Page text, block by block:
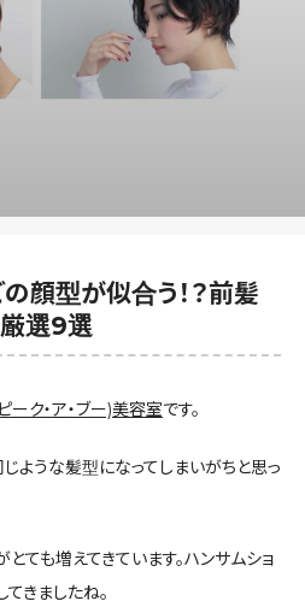
顔型が似合う！？前髪
厳選9選
ク・ア・ブー)美容室です。
ような髪型になってしまいがちと思っ
ても増えてきています。ハンサムショ
きましたね。